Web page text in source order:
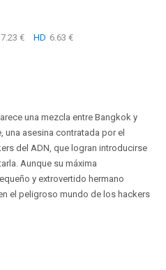
7.23 € HD 6.63 €
una mezcla entre Bangkok y
una asesina contratada por el
del ADN, que logran introducirse
Aunque su máxima
y extrovertido hermano
el peligroso mundo de los hackers